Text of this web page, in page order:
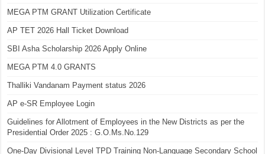
MEGA PTM GRANT Utilization Certificate
AP TET 2026 Hall Ticket Download
SBI Asha Scholarship 2026 Apply Online
MEGA PTM 4.0 GRANTS
Thalliki Vandanam Payment status 2026
AP e-SR Employee Login
Guidelines for Allotment of Employees in the New Districts as per the
Presidential Order 2025 : G.O.Ms.No.129
One-Day Divisional Level TPD Training Non-Language Secondary School